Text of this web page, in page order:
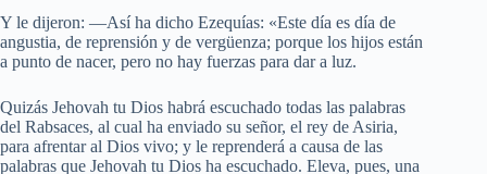
Y le dijeron: —Así ha dicho Ezequías: «Este día es día de
angustia, de reprensión y de vergüenza; porque los hijos están
a punto de nacer, pero no hay fuerzas para dar a luz.
Quizás Jehovah tu Dios habrá escuchado todas las palabras
del Rabsaces, al cual ha enviado su señor, el rey de Asiria,
para afrentar al Dios vivo; y le reprenderá a causa de las
palabras que Jehovah tu Dios ha escuchado. Eleva, pues, una